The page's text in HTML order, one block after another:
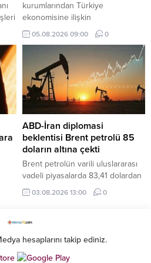
kurumlarından Türkiye
ekonomisine ilişkin
değerlendirmelerinde olumlu
beklentilerini artırmaya devam
ediyor. HSBC ve Deutsche Bank,
Türk varlıklarına yönelik olumlu
görüşlerini güçlendirdi.
05.08.2026 09:00 0
ABD-İran diplomasi
beklentisi Brent petrolü 85
doların altına çekti
Brent petrolün varili uluslararası
vadeli piyasalarda 83,41 dolardan
işlem görüyor.
03.08.2026 13:00 0
hesaplarını takip ediniz.